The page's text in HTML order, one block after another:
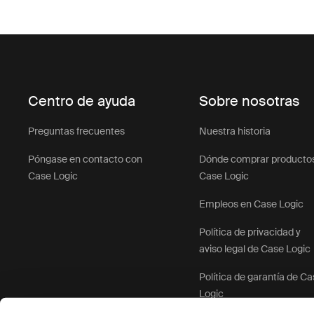
Centro de ayuda
Preguntas frecuentes
Póngase en contacto con
Case Logic
Sobre nosotras
Nuestra historia
Dónde comprar
Case Logic
Empleos en Case Logic
Política de privacidad y
aviso legal de Case Logic
Política de garantía de
Logic